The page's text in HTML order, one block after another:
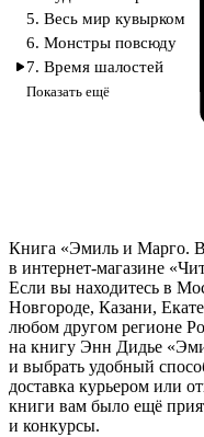
5. Весь мир кувырком
6. Монстры повсюду
7. Время шалостей
Показать ещё
Книга «Эмиль и Марго.
в интернет-магазине
Если вы находитесь в
Новгороде, Казани,
любом другом регионе
на книгу Энн Дидье
и выбрать удобный
доставка курьером или
книги вам было ещё
и конкурсы.